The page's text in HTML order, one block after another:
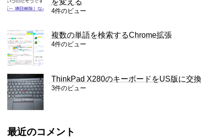
4件のビュー
複数の単語を検索するChrome拡張
4件のビュー
ThinkPad X280のキーボードをUS版に交換
3件のビュー
最近のコメント